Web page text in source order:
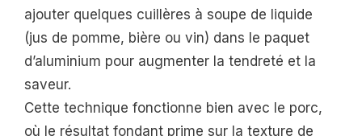
ajouter quelques cuillères à soupe de liquide
(jus de pomme, bière ou vin) dans le paquet
d’aluminium pour augmenter la tendreté et la
saveur.
Cette technique fonctionne bien avec le porc,
où le résultat fondant prime sur la texture de